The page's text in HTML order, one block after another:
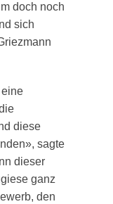
doch noch
sich
diese
sagte
dieser
ganz
den